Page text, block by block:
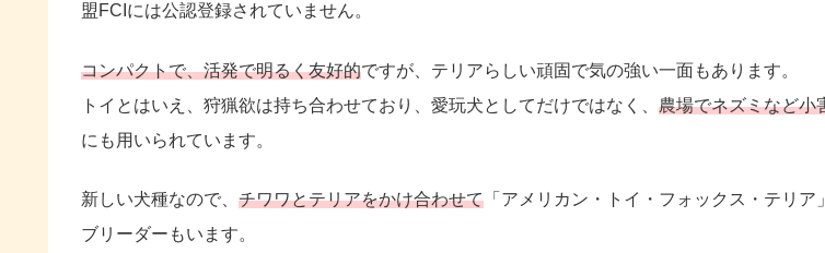
盟FCIには公認登録されていません。
コンパクトで、活発で明るく友好的ですが、テリアらしい頑固で気の強い一面もあります。
トイとはいえ、狩猟欲は持ち合わせており、愛玩犬としてだけではなく、 農場でネズミなど小
にも用いられています。
新しい犬種なので、 チワワとテリアをかけ合わせて 「アメリカン・トイ・フォックス・テリア
ブリーダーもいます。